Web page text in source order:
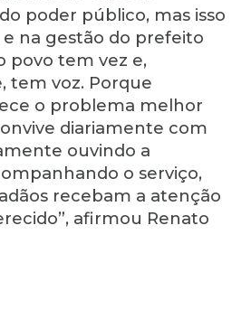
poder público, mas isso
na gestão do prefeito
povo tem vez e,
tem voz. Porque
o problema melhor
diariamente com
ouvindo a
o serviço,
recebam a atenção
afirmou Renato